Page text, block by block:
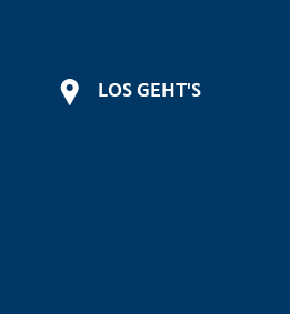
LOS GEHT'S